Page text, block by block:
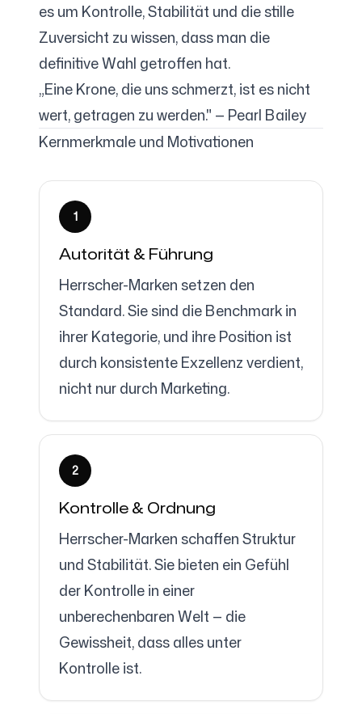
Anmelden Registrieren
Folgen Sie uns
es um Kontrolle, Stabilität und die stille
Zuversicht zu wissen, dass man die
definitive Wahl getroffen hat.
„Eine Krone, die uns schmerzt, ist es nicht
wert, getragen zu werden." — Pearl Bailey
Kernmerkmale und Motivationen
1
Autorität & Führung
Herrscher-Marken setzen den
Standard. Sie sind die Benchmark in
ihrer Kategorie, und ihre Position ist
durch konsistente Exzellenz verdient,
nicht nur durch Marketing.
2
Kontrolle & Ordnung
Herrscher-Marken schaffen Struktur
und Stabilität. Sie bieten ein Gefühl
der Kontrolle in einer
unberechenbaren Welt — die
Gewissheit, dass alles unter
Kontrolle ist.